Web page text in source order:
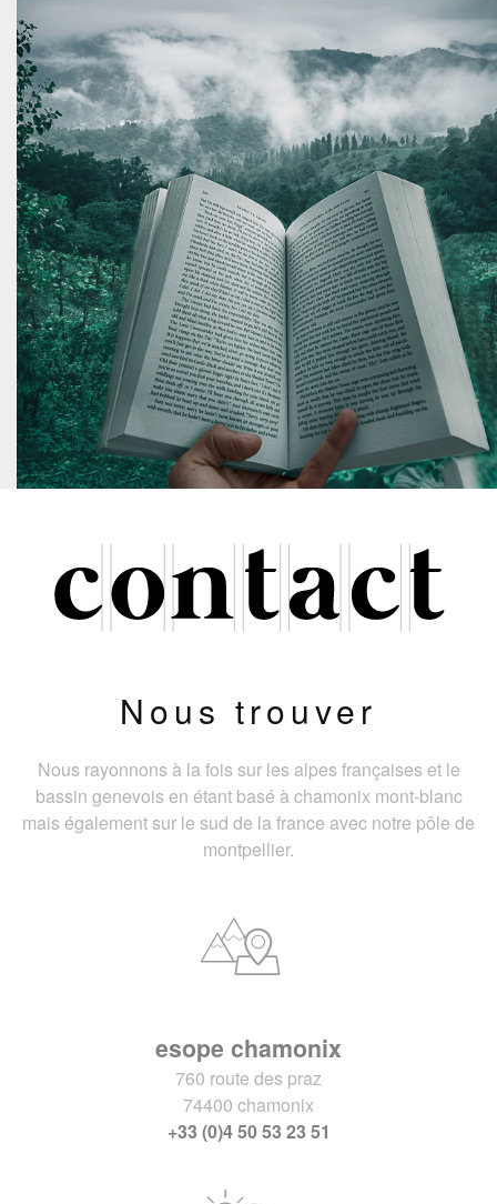
Nous trouver
Nous rayonnons à la fois sur les alpes françaises et le
bassin genevois en étant basé à chamonix mont-blanc
mais également sur le sud de la france avec notre pôle de
montpellier.
esope chamonix
760 route des praz
74400 chamonix
+33 (0)4 50 53 23 51